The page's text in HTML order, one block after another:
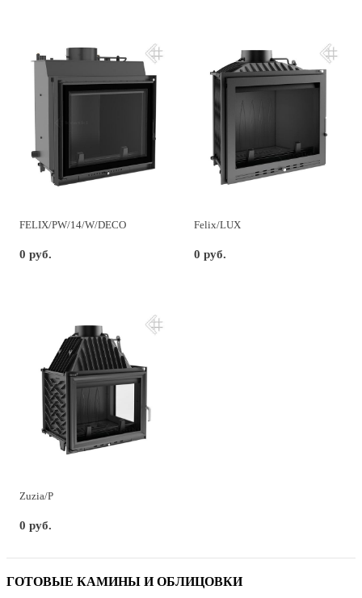
FELIX/PW/14/W/DECO
0 руб.
Felix/LUX
0 руб.
Zuzia/P
0 руб.
ГОТОВЫЕ КАМИНЫ И ОБЛИЦОВКИ